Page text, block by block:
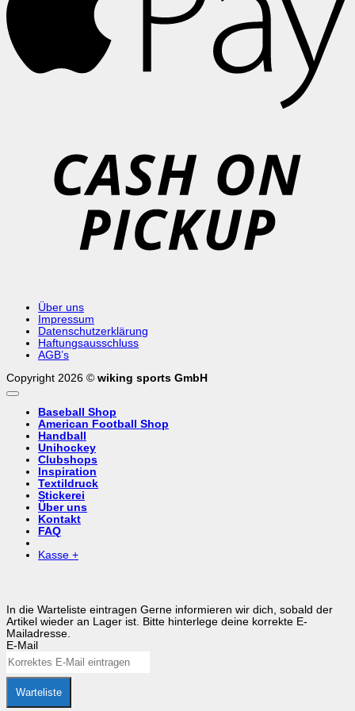
Über uns
Impressum
Datenschutzerklärung
Haftungsausschluss
AGB’s
Copyright 2026 © wiking sports GmbH
Baseball Shop
American Football Shop
Handball
Unihockey
Clubshops
Inspiration
Textildruck
Stickerei
Über uns
Kontakt
FAQ
Kasse +
In die Warteliste eintragen Gerne informieren wir dich, sobald der
Artikel wieder an Lager ist. Bitte hinterlege deine korrekte E-
Mailadresse.
E-Mail
Warteliste